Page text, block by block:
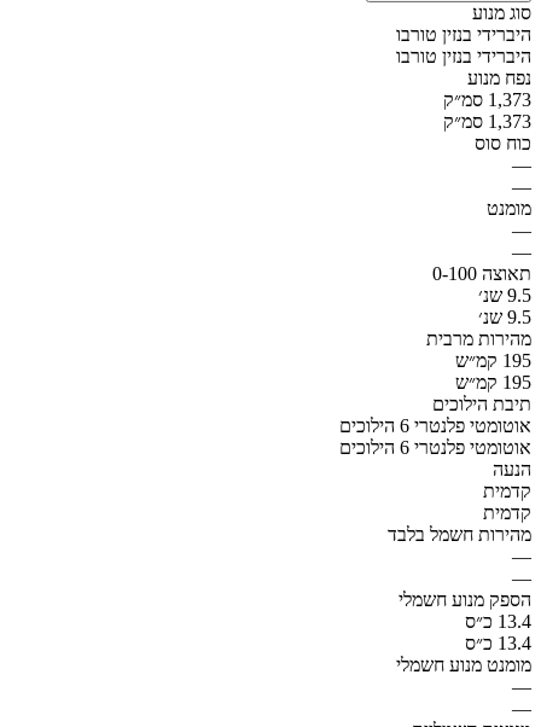
סוג מנוע
היברידי בנזין טורבו
היברידי בנזין טורבו
נפח מנוע
1,373 סמ״ק
1,373 סמ״ק
כוח סוס
—
—
מומנט
—
—
תאוצה 0-100
9.5 שנ׳
9.5 שנ׳
מהירות מרבית
195 קמ״ש
195 קמ״ש
תיבת הילוכים
אוטומטי פלנטרי 6 הילוכים
אוטומטי פלנטרי 6 הילוכים
הנעה
קדמית
קדמית
מהירות חשמל בלבד
—
—
הספק מנוע חשמלי
13.4 כ״ס
13.4 כ״ס
מומנט מנוע חשמלי
—
—